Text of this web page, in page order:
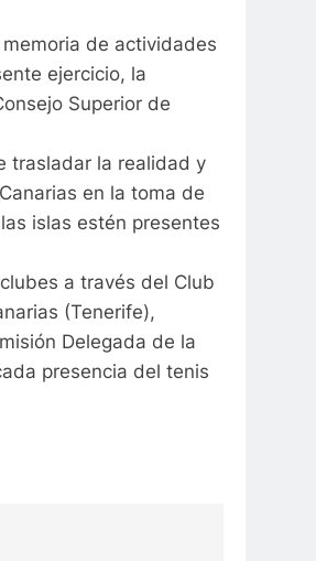
de actividades
ejercicio, la
Superior de
trasladar la realidad y
en la toma de
islas estén presentes
a través del Club
(Tenerife),
Delegada de la
presencia del tenis